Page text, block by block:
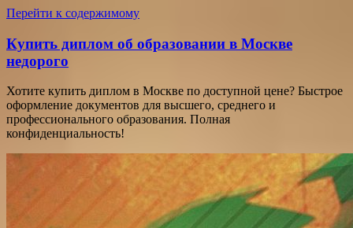
Перейти к содержимому
Купить диплом об образовании в Москве
недорого
Хотите купить диплом в Москве по доступной цене? Быстрое
оформление документов для высшего, среднего и
профессионального образования. Полная
конфиденциальность!